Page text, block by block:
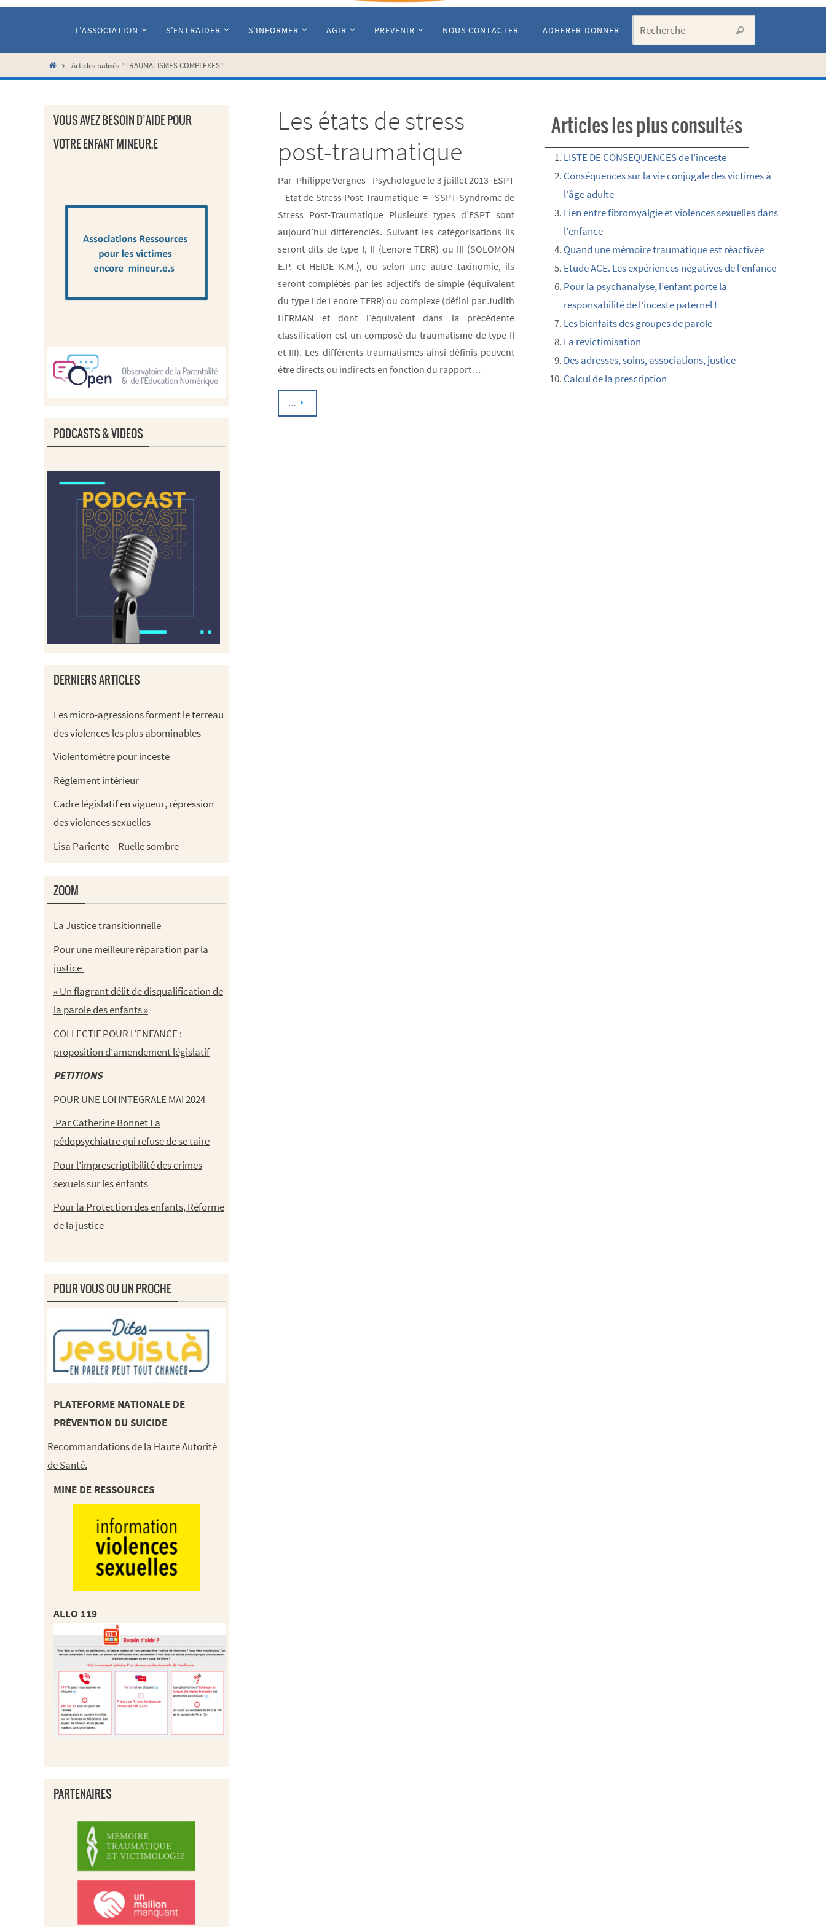
L’ASSOCIATION S’ENTRAIDER S’INFORMER AGIR PREVENIR NOUS CONTACTER ADHERER-DONNER Recherche
HomeArticles balisés "TRAUMATISMES COMPLEXES"
Les états de stress
post-traumatique
Par Philippe Vergnes Psychologue le 3 juillet 2013 ESPT
– Etat de Stress Post-Traumatique = SSPT Syndrome de
Stress Post-Traumatique Plusieurs types d’ESPT sont
aujourd’hui différenciés. Suivant les catégorisations ils
seront dits de type I, II (Lenore TERR) ou III (SOLOMON
E.P. et HEIDE K.M.), ou selon une autre taxinomie, ils
seront complétés par les adjectifs de simple (équivalent
du type I de Lenore TERR) ou complexe (défini par Judith
HERMAN et dont l’équivalent dans la précédente
classification est un composé du traumatisme de type II
et III). Les différents traumatismes ainsi définis peuvent
être directs ou indirects en fonction du rapport…
Articles les plus consultés
LISTE DE CONSEQUENCES de l’inceste
Conséquences sur la vie conjugale des victimes à
l’âge adulte
Lien entre fibromyalgie et violences sexuelles dans
l’enfance
Quand une mémoire traumatique est réactivée
Etude ACE. Les expériences négatives de l’enfance
Pour la psychanalyse, l’enfant porte la
responsabilité de l’inceste paternel !
Les bienfaits des groupes de parole
La revictimisation
Des adresses, soins, associations, justice
Calcul de la prescription
VOUS AVEZ BESOIN D’AIDE POUR
VOTRE ENFANT MINEUR.E
PODCASTS & VIDEOS
DERNIERS ARTICLES
Les micro-agressions forment le terreau
des violences les plus abominables
Violentomètre pour inceste
Règlement intérieur
Cadre législatif en vigueur, répression
des violences sexuelles
Lisa Pariente – Ruelle sombre –
ZOOM
La Justice transitionnelle
Pour une meilleure réparation par la
justice
« Un flagrant délit de disqualification de
la parole des enfants »
COLLECTIF POUR L’ENFANCE :
proposition d’amendement législatif
PETITIONS
POUR UNE LOI INTEGRALE MAI 2024
Par Catherine Bonnet La
pédopsychiatre qui refuse de se taire
Pour l’imprescriptibilité des crimes
sexuels sur les enfants
Pour la Protection des enfants, Réforme
de la justice
POUR VOUS OU UN PROCHE
PLATEFORME NATIONALE DE
PRÉVENTION DU SUICIDE
Recommandations de la Haute Autorité
de Santé.
MINE DE RESSOURCES
ALLO 119
PARTENAIRES